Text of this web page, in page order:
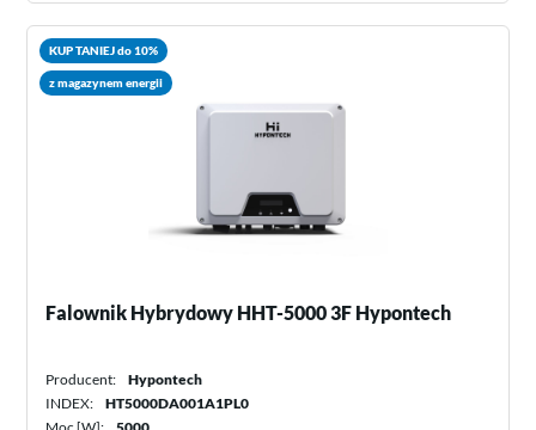
KUP TANIEJ do 10%
z magazynem energii
Falownik Hybrydowy HHT-5000 3F Hypontech
Producent:
Hypontech
INDEX:
HT5000DA001A1PL0